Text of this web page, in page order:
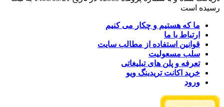
رسیده است
ما که هستیم و چکار می کنیم
ارتباط با ما
قوانین استفاده از مطالب سایت
سلب مسعولیت
تعرفه و پلن های تبلیغاتی
خرید اکانت تریدینگ ویو
ورود